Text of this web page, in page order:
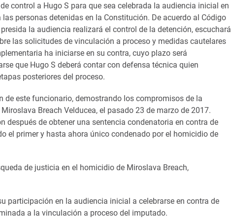
control a Hugo S para que sea celebrada la audiencia inicial en
personas detenidas en la Constitución. De acuerdo al Código
la audiencia realizará el control de la detención, escuchará
las solicitudes de vinculación a proceso y medidas cautelares
ha iniciarse en su contra, cuyo plazo será
que Hugo S deberá contar con defensa técnica quien
posteriores del proceso.
este funcionario, demostrando los compromisos de la
Breach Velducea, el pasado 23 de marzo de 2017.
de obtener una sentencia condenatoria en contra de
el primer y hasta ahora único condenado por el homicidio de
de justicia en el homicidio de Miroslava Breach,
participación en la audiencia inicial a celebrarse en contra de
a la vinculación a proceso del imputado.